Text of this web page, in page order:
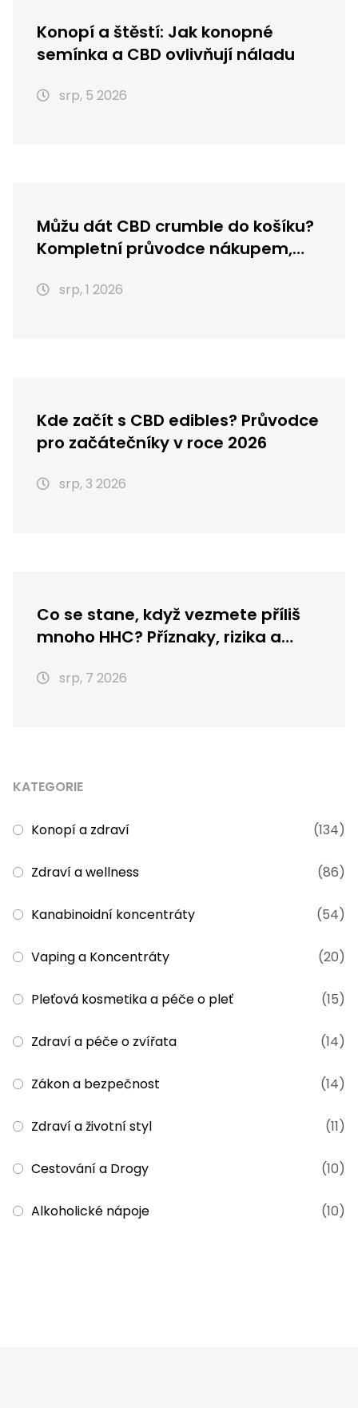
Konopí a štěstí: Jak konopné
semínka a CBD ovlivňují náladu
srp, 5 2026
Můžu dát CBD crumble do košíku?
Kompletní průvodce nákupem,
srp, 1 2026
Kde začít s CBD edibles? Průvodce
pro začátečníky v roce 2026
srp, 3 2026
Co se stane, když vezmete příliš
mnoho HHC? Příznaky, rizika a
srp, 7 2026
KATEGORIE
Konopí a zdraví (134)
Zdraví a wellness (86)
Kanabinoidní koncentráty (54)
Vaping a Koncentráty (20)
Pleťová kosmetika a péče o pleť (15)
Zdraví a péče o zvířata (14)
Zákon a bezpečnost (14)
Zdraví a životní styl (11)
Cestování a Drogy (10)
Alkoholické nápoje (10)